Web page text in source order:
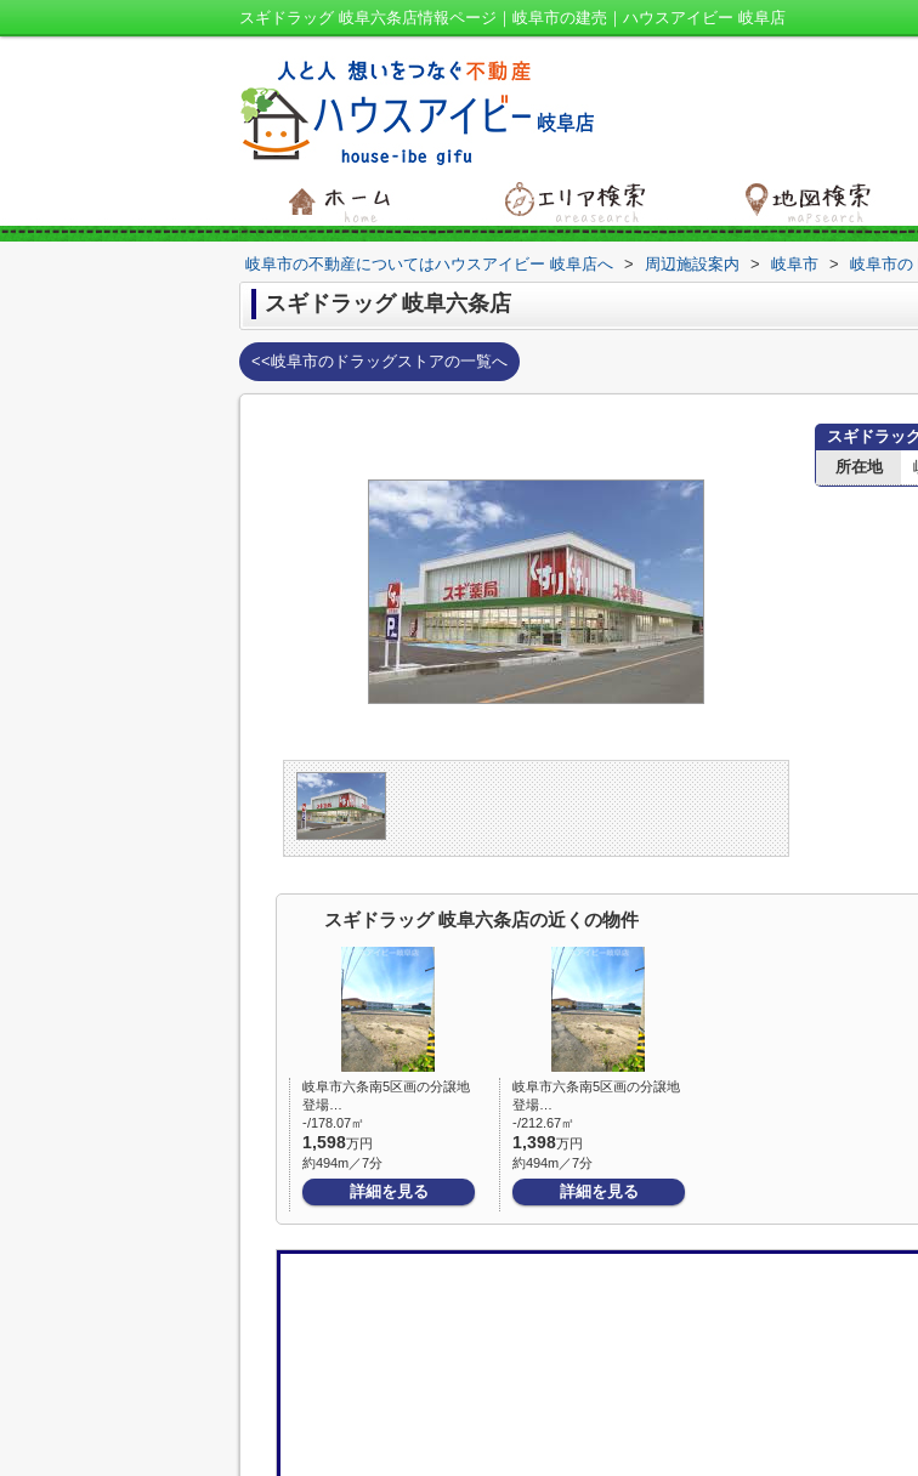
スギドラッグ 岐阜六条店情報ページ｜岐阜市の建売｜ハウスアイビー 岐阜店
岐阜市の不動産についてはハウスアイビー 岐阜店へ > 周辺施設案内 > 岐阜市 > 岐阜市の
スギドラッグ 岐阜六条店
<<岐阜市のドラッグストアの一覧へ
スギドラッ
所在地
スギドラッグ 岐阜六条店の近くの物件
岐阜市六条南5区画の分譲地
登場…
-/178.07㎡
1,598万円
約494m／7分
詳細を見る
岐阜市六条南5区画の分譲地
登場…
-/212.67㎡
1,398万円
約494m／7分
詳細を見る